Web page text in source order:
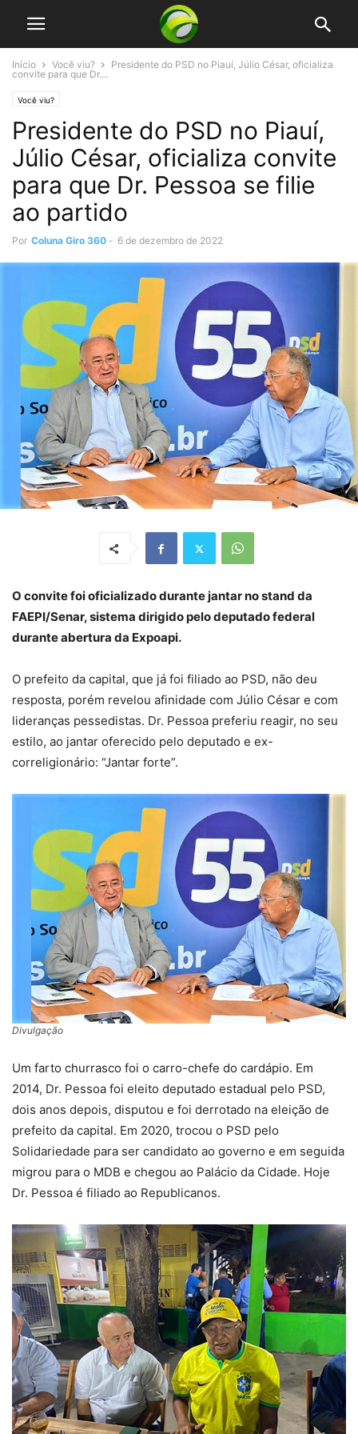
Início Você viu?
Presidente do PSD no Piauí, Júlio César, oficializa
convite para que Dr....
Você viu?
Presidente do PSD no Piauí,
Júlio César, oficializa convite
para que Dr. Pessoa se filie
ao partido
Por Coluna Giro 360 - 6 de dezembro de 2022
O convite foi oficializado durante jantar no stand da
FAEPI/Senar, sistema dirigido pelo deputado federal
durante abertura da Expoapi.
O prefeito da capital, que já foi filiado ao PSD, não deu
resposta, porém revelou afinidade com Júlio César e com
lideranças pessedistas. Dr. Pessoa preferiu reagir, no seu
estilo, ao jantar oferecido pelo deputado e ex-
correligionário: “Jantar forte”.
Divulgação
Um farto churrasco foi o carro-chefe do cardápio. Em
2014, Dr. Pessoa foi eleito deputado estadual pelo PSD,
dois anos depois, disputou e foi derrotado na eleição de
prefeito da capital. Em 2020, trocou o PSD pelo
Solidariedade para ser candidato ao governo e em seguida
migrou para o MDB e chegou ao Palácio da Cidade. Hoje
Dr. Pessoa é filiado ao Republicanos.